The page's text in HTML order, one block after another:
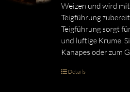
Weizen und wird
Teigführung
Teigführung sorgt
und luftige Krume.
Kanapes oder zum
Details